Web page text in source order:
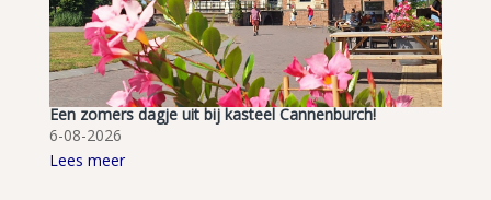
Een zomers dagje uit bij kasteel Cannenburch!
6-08-2026
Lees meer